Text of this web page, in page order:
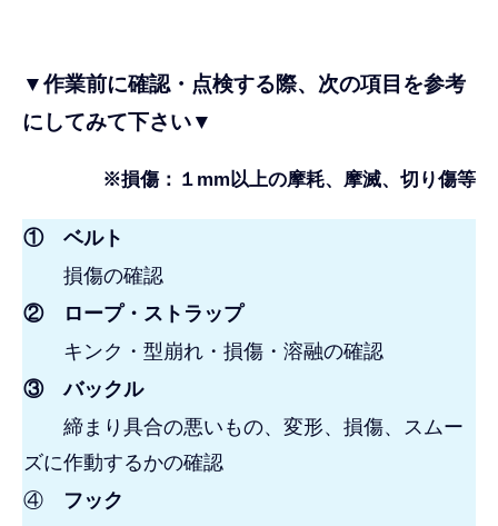
▼作業前に確認・点検する際、次の項目を参考
にしてみて下さい▼
※損傷：１mm以上の摩耗、摩滅、切り傷等
① ベルト
損傷の確認
②
ロープ・ストラップ
キンク・型崩れ・損傷・溶融の確認
③ バックル
締まり具合の悪いもの、変形、損傷、スムー
ズに作動するかの確認
④ フック